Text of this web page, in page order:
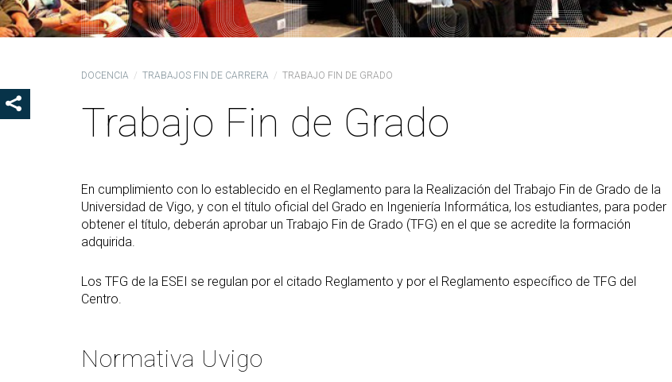
Órganos de gobierno
Coordinación
Prevención de riesgos
Igualdad
Localización y contacto
Guía de bienvenida para el
profesorado nuevo
extracurriculares
Prácticas en empresa
Evaluación por Compensación
PARS Grado y Máster en
Ingeniería Informática
DOCENCIA TRABAJOS FIN DE CARRERA TRABAJO FIN DE GRADO
Trabajo Fin de Grado
En cumplimiento con lo establecido en el Reglamento para la Realización del Trabajo Fin de Grado de la
Universidad de Vigo, y con el título oficial del Grado en Ingeniería Informática, los estudiantes, para poder
obtener el título, deberán aprobar un Trabajo Fin de Grado (TFG) en el que se acredite la formación
adquirida.
Los TFG de la ESEI se regulan por el citado Reglamento y por el Reglamento específico de TFG del
Centro.
Normativa Uvigo
SHOW SHARE BUTTONS